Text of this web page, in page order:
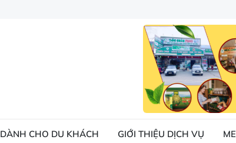
DÀNH CHO DU KHÁCH GIỚI THIỆU DỊCH VỤ